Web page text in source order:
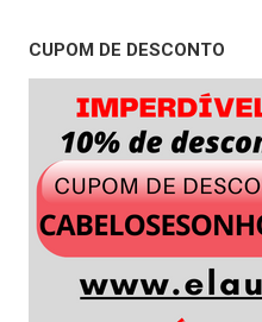
CUPOM DE DESCONTO